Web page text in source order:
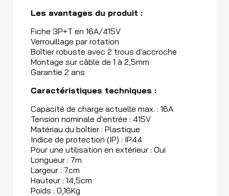
Les avantages du produit :
Fiche 3P+T en 16A/415V
Verrouillage par rotation
Boîtier robuste avec 2 trous d'accroche
Montage sur câble de 1 à 2,5mm
Garantie 2 ans
Caractéristiques techniques :
Capacité de charge actuelle max. : 16A
Tension nominale d'entrée : 415V
Matériau du boîtier : Plastique
Indice de protection (IP) : IP44
Pour une utilisation en extérieur : Oui
Longueur : 7m
Largeur : 7cm
Hauteur : 14,5cm
Poids : 0,16Kg